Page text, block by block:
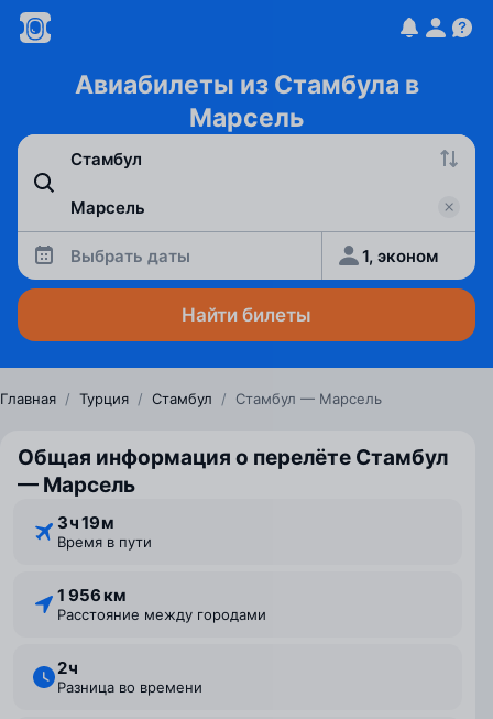
Авиабилеты из Стамбула в
Марсель
Выбрать даты 1, эконом
Найти билеты
Главная / Турция / Стамбул / Стамбул — Марсель
Общая информация о перелёте Стамбул
— Марсель
3 ⁠ч 19 ⁠м
Время в пути
1 956 км
Расстояние между городами
2 ⁠ч
Разница во времени